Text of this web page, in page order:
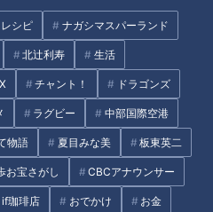
レシピ ナガシマスパーランド
北辻利寿 生活
チャント！ ドラゴンズ
ラグビー 中部国際空港
物語 夏目みな美 板東英二
お宝さがし CBCアナウンサー
if珈琲店 おでかけ お金
「熱中症」予防で冷やすと良い
場所は？…効果的な飲み物＆食
べ物も！“屋外”熱中症対策